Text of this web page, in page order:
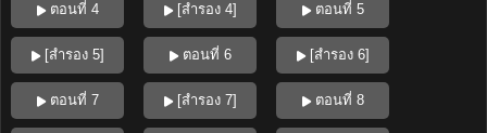
ตอนที่ 4 [สำรอง 4] ตอนที่ 5
[สำรอง 5] ตอนที่ 6 [สำรอง 6]
ตอนที่ 7 [สำรอง 7] ตอนที่ 8